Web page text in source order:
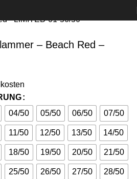
– Beach Red –
04/50 05/50 06/50 07/50
11/50 12/50 13/50 14/50
18/50 19/50 20/50 21/50
25/50 26/50 27/50 28/50